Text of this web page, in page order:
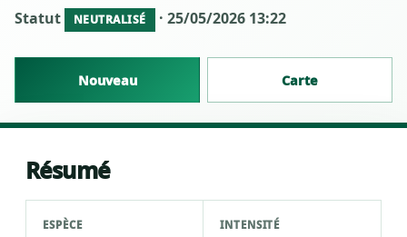
Statut NEUTRALISÉ · 25/05/2026 13:22
Nouveau Carte
Résumé
ESPÈCE INTENSITÉ